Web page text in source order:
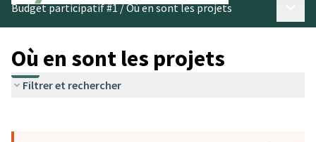
Budget participatif #1/Où en sont les projets
Où en sont les projets
Filtrer et rechercher